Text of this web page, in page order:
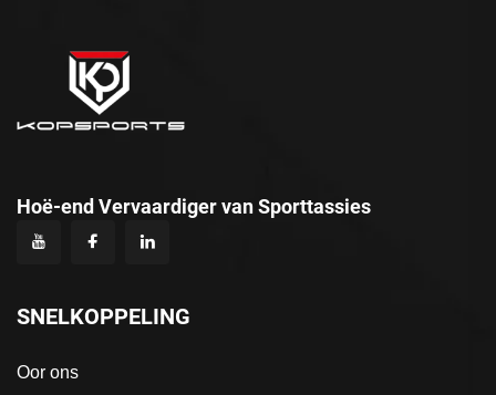
Hoë-end Vervaardiger van Sporttassies
SNELKOPPELING
Oor ons